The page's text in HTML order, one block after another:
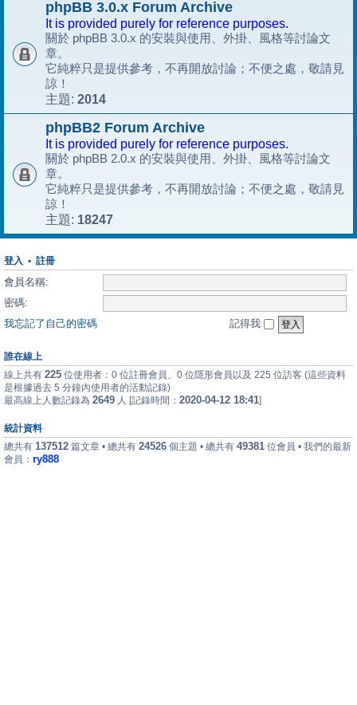
phpBB 3.0.x Forum Archive
It is provided purely for reference purposes.
關於 phpBB 3.0.x 的安裝與使用、外掛、風格等討論文
章。
它純粹只是提供參考，不再開放討論；不便之處，敬請見
諒！
主題: 2014
phpBB2 Forum Archive
It is provided purely for reference purposes.
關於 phpBB 2.0.x 的安裝與使用、外掛、風格等討論文
章。
它純粹只是提供參考，不再開放討論；不便之處，敬請見
諒！
主題: 18247
登入 • 註冊
會員名稱:
密碼:
我忘記了自己的密碼
記得我
誰在線上
線上共有 225 位使用者：0 位註冊會員、0 位隱形會員以及 225 位訪客 (這些資料
是根據過去 5 分鐘內使用者的活動記錄)
最高線上人數記錄為 2649 人 [記錄時間： 2020-04-12 18:41]
統計資料
總共有 137512 篇文章 • 總共有 24526 個主題 • 總共有 49381 位會員 • 我們的最新
會員： ry888